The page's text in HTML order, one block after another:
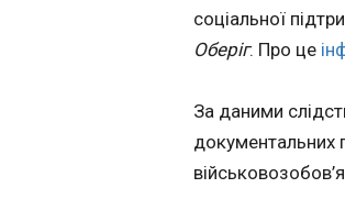
соціальної
Оберіг. Про це
За даними
документальних